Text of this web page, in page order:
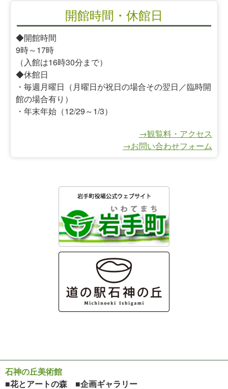
開館時間・休館日
◆開館時間
9時～17時
（入館は16時30分まで）
◆休館日
・毎週月曜日（月曜日が祝日の場合その翌日／臨時開
館の場合有り）
・年末年始（12/29～1/3）
→観覧料・アクセス
→お問い合わせフォーム
石神の丘美術館
■花とアートの森 ■企画ギャラリー